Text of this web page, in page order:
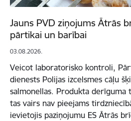
Jauns PVD ziņojums Ātrās
pārtikai un barībai
03.08.2026.
Veicot laboratorisko kontroli,
dienests Polijas izcelsmes cāļu
salmonellas. Produkta derīguma
tas vairs nav pieejams
ievietojis paziņojumu ES Ātrās